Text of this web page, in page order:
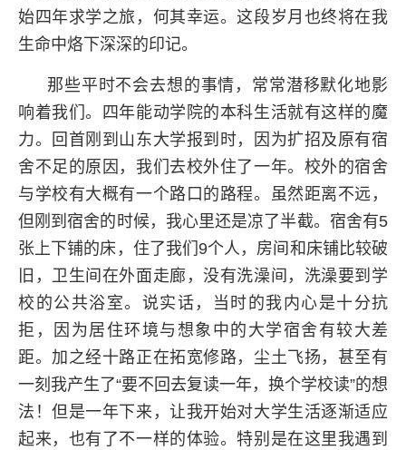
始四年求学之旅，何其幸运。这段岁月也终将在我
生命中烙下深深的印记。
那些平时不会去想的事情，常常潜移默化地影
响着我们。四年能动学院的本科生活就有这样的魔
力。回首刚到山东大学报到时，因为扩招及原有宿
舍不足的原因，我们去校外住了一年。校外的宿舍
与学校有大概有一个路口的路程。虽然距离不远，
但刚到宿舍的时候，我心里还是凉了半截。宿舍有5
张上下铺的床，住了我们9个人，房间和床铺比较破
旧，卫生间在外面走廊，没有洗澡间，洗澡要到学
校的公共浴室。说实话，当时的我内心是十分抗
拒，因为居住环境与想象中的大学宿舍有较大差
距。加之经十路正在拓宽修路，尘土飞扬，甚至有
一刻我产生了“要不回去复读一年，换个学校读”的想
法！但是一年下来，让我开始对大学生活逐渐适应
起来，也有了不一样的体验。特别是在这里我遇到